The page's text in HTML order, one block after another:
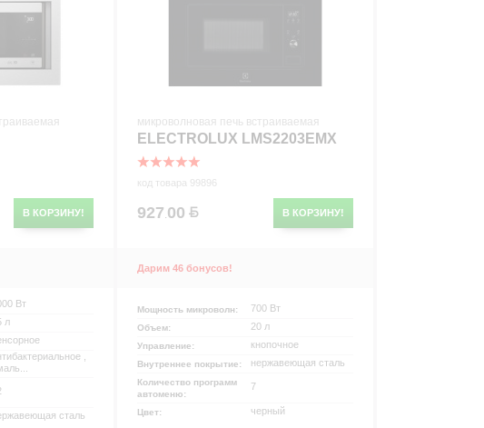
В КОРЗИНУ!
Вт
л
,
сталь
микроволновая печь встраиваемая
ELECTROLUX LMS2203EMX
код товара 99896
В КОРЗИНУ!
927.00
Дарим 46 бонусов!
Мощность микроволн: 700 Вт
Объем: 20 л
Управление: кнопочное
Внутреннее покрытие: нержавеющая сталь
Количество программ
автоменю:
7
Цвет: черный